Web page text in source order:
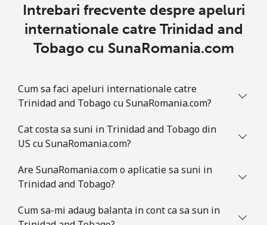
Turks And Caicos Islands
Telefon
⁦44.9c⁩ 22 min pentru ⁦$10⁩ -
Mobil ⁦49.9c⁩ 20 min pentru ⁦$10⁩
All
⁦319.9c⁩
Intrebari frecvente despre apeluri
internationale catre Trinidad and
Tobago cu SunaRomania.com
Cum sa faci apeluri internationale catre
Trinidad and Tobago cu SunaRomania.com?
Cat costa sa suni in Trinidad and Tobago din
US cu SunaRomania.com?
Are SunaRomania.com o aplicatie sa suni in
Trinidad and Tobago?
Cum sa-mi adaug balanta in cont ca sa sun in